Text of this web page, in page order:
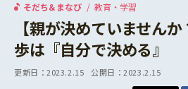
年齢から探す
そだち＆まなび 教育・学習
【親が決めていません
歩は『自分で決める』
更新日：2023.2.15 公開日：2023.2.15